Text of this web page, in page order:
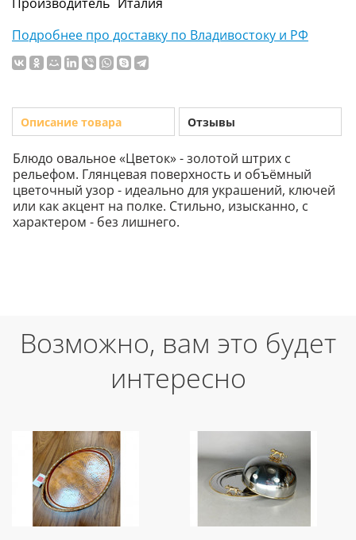
Подробнее про доставку по Владивостоку и РФ
Описание товара Отзывы
Блюдо овальное «Цветок» - золотой штрих с
рельефом. Глянцевая поверхность и объёмный
цветочный узор - идеально для украшений, ключей
или как акцент на полке. Стильно, изысканно, с
характером - без лишнего.
Возможно, вам это будет
интересно